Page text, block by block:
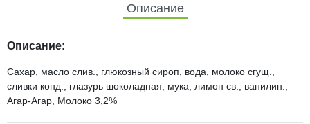
Описание
Описание:
Сахар, масло слив., глюкозный сироп, вода, молоко сгущ.,
сливки конд., глазурь шоколадная, мука, лимон св., ванилин.,
Агар-Агар, Молоко 3,2%